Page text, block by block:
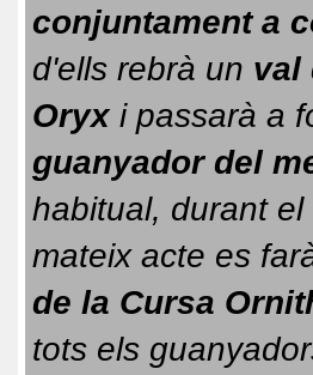
conjuntament a
d'ells rebrà un val
Oryx i passarà a
guanyador del
habitual, durant el
mateix acte es
de la Cursa
tots els